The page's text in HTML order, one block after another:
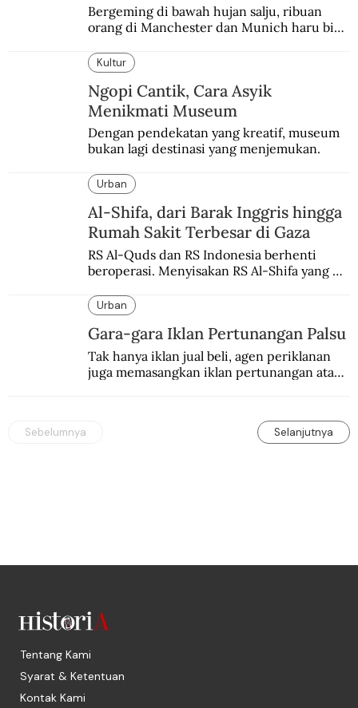
Bergeming di bawah hujan salju, ribuan
orang di Manchester dan Munich haru biru
menimpa MU.
Kultur
Ngopi Cantik, Cara Asyik
Menikmati Museum
Dengan pendekatan yang kreatif, museum
bukan lagi destinasi yang menjemukan.
Urban
Al-Shifa, dari Barak Inggris hingga
Rumah Sakit Terbesar di Gaza
RS Al-Quds dan RS Indonesia berhenti
beroperasi. Menyisakan RS Al-Shifa yang
Urban
Gara-gara Iklan Pertunangan Palsu
Tak hanya iklan jual beli, agen periklanan
juga memasangkan iklan pertunangan atau
Sebelumnya Selanjutnya
Tentang Kami
Syarat & Ketentuan
Kontak Kami